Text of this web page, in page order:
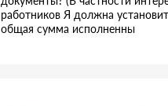
работников Я должна
общая сумма исполненны